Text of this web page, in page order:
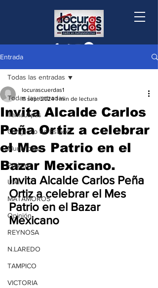
Entrada
Todas las entradas
Tamaulipas
Congreso de Estado
Municipios
Podcast
UAT
MATAMOROS
Opinión
REYNOSA
N.LAREDO
TAMPICO
VICTORIA
Todas las entradas
Invita Alcalde Carlos
Peña Ortiz a celebrar
el Mes Patrio en el
Bazar Mexicano.
locurascuerdas1
11 sept 2024 1 min de lectura
Invita Alcalde Carlos Peña
Ortiz a celebrar el Mes
Patrio en el Bazar
Mexicano